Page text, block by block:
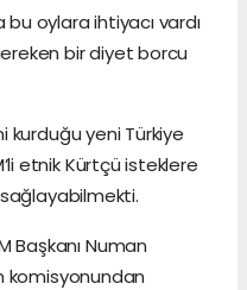
bu oylara ihtiyacı vardı
bir diyet borcu
kurduğu yeni Türkiye
etnik Kürtçü isteklere
Başkanı Numan
komisyonundan